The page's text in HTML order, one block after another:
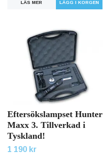
LÄS MER
Eftersökslampset Hunter
Maxx 3. Tillverkad i
Tyskland!
1 190 kr